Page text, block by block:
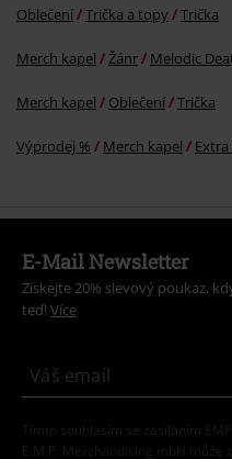
Oblečení Trička a topy Trička
Merch kapel Žánr Melodic
Merch kapel Oblečení Trička
Výprodej % Merch kapel
E-Mail Newsletter
Získejte 20% slevový poukaz,
teď! Více
Tímto souhlasím se zasíláním
E.M.P. Merchandising mbH může